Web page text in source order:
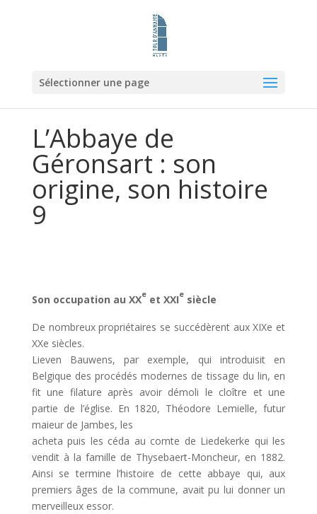
Sélectionner une page
L’Abbaye de
Géronsart : son
origine, son histoire
9
Son occupation au XXeet XXIesiècle
De nombreux propriétaires se succédèrent aux XIXe et
XXe siècles.
Lieven Bauwens, par exemple, qui introduisit en
Belgique des procédés modernes de tissage du lin, en
fit une filature après avoir démoli le cloître et une
partie de l’église. En 1820, Théodore Lemielle, futur
maieur de Jambes, les
acheta puis les céda au comte de Liedekerke qui les
vendit à la famille de Thysebaert-Moncheur, en 1882.
Ainsi se termine l’histoire de cette abbaye qui, aux
premiers âges de la commune, avait pu lui donner un
merveilleux essor.